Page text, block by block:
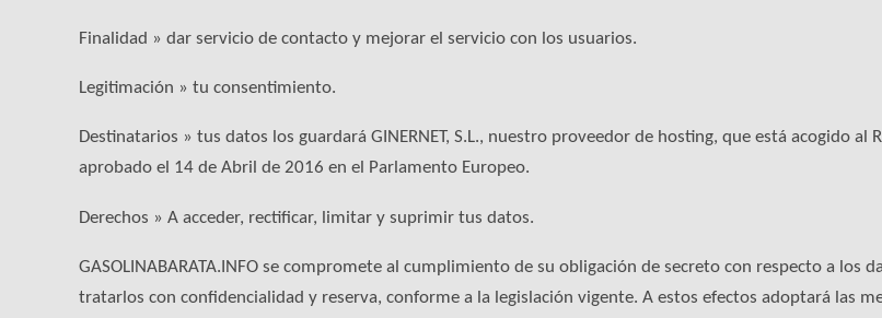
Finalidad » dar servicio de contacto y mejorar el servicio con los usuarios.
Legitimación » tu consentimiento.
Destinatarios » tus datos los guardará GINERNET, S.L., nuestro proveedor de hosting, que está acogido al
aprobado el 14 de Abril de 2016 en el Parlamento Europeo.
Derechos » A acceder, rectificar, limitar y suprimir tus datos.
GASOLINABARATA.INFO se compromete al cumplimiento de su obligación de secreto con respecto a los
tratarlos con confidencialidad y reserva, conforme a la legislación vigente. A estos efectos adoptará las